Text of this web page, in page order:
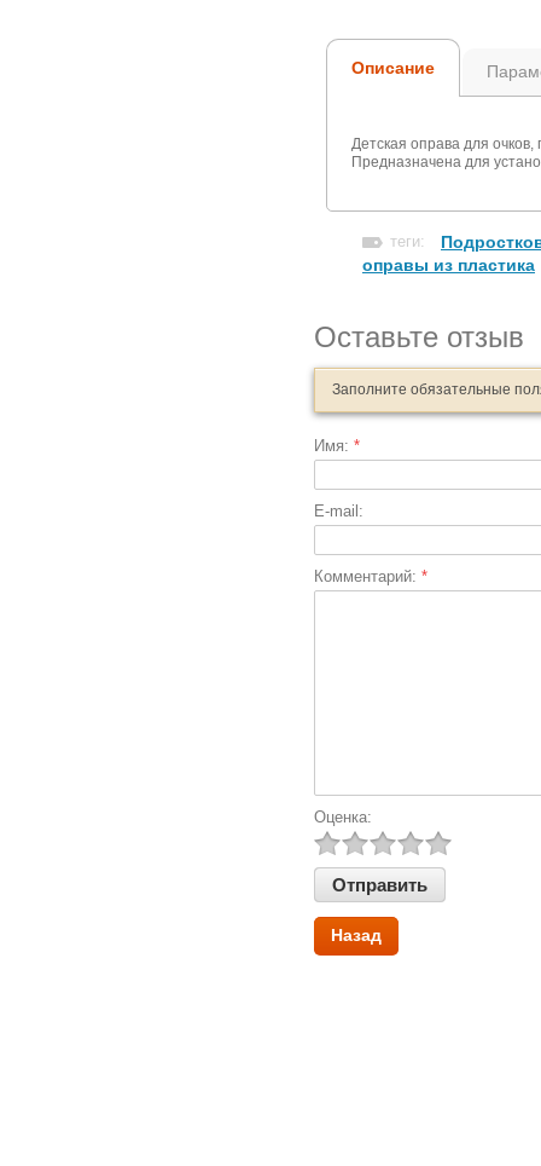
Описание
Детская оправа для
Предназначена для
теги:
оправы из пластика
Оставьте отзыв
Заполните обязательные
Имя: *
E-mail:
Комментарий: *
Оценка:
Назад